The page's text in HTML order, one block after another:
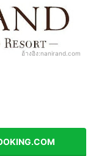
อ้างอิง:nanirand.com